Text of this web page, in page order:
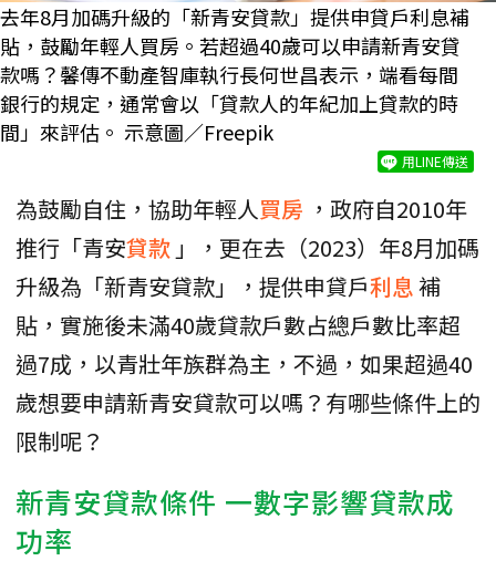
去年8月加碼升級的「新青安貸款」提供申貸戶利息補
貼，鼓勵年輕人買房。若超過40歲可以申請新青安貸
款嗎？馨傳不動產智庫執行長何世昌表示，端看每間
銀行的規定，通常會以「貸款人的年紀加上貸款的時
間」來評估。 示意圖／Freepik
用LINE傳送
為鼓勵自住，協助年輕人買房 ，政府自2010年
推行「青安貸款 」，更在去（2023）年8月加碼
升級為「新青安貸款」，提供申貸戶利息補
貼，實施後未滿40歲貸款戶數占總戶數比率超
過7成，以青壯年族群為主，不過，如果超過40
歲想要申請新青安貸款可以嗎？有哪些條件上的
限制呢？
新青安貸款條件 一數字影響貸款成
功率